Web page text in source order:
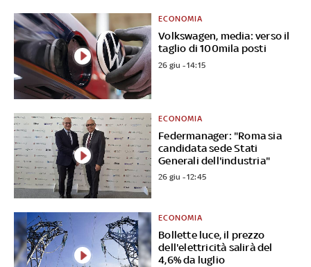
Volkswagen, media: verso il
taglio di 100mila posti
ECONOMIA
26 giu - 14:15
Federmanager: "Roma sia
candidata sede Stati
Generali dell'industria"
ECONOMIA
26 giu - 12:45
Bollette luce, il prezzo
dell'elettricità salirà del
4,6% da luglio
ECONOMIA